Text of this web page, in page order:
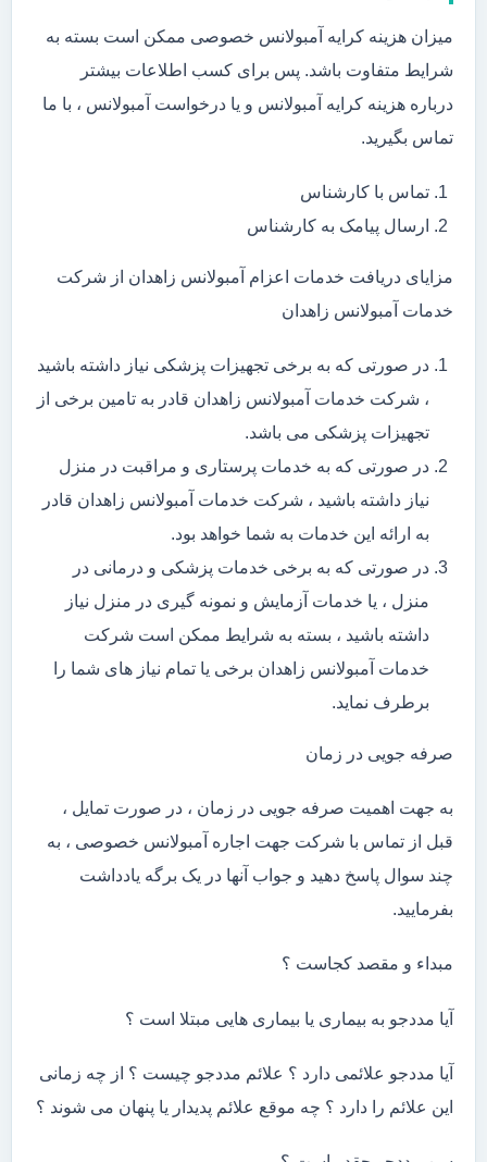
میزان هزینه کرایه آمبولانس خصوصی ممکن است بسته به
شرایط متفاوت باشد. پس برای کسب اطلاعات بیشتر
درباره هزینه کرایه آمبولانس و یا درخواست آمبولانس ، با ما
تماس بگیرید.
تماس با کارشناس
ارسال پیامک به کارشناس
مزایای دریافت خدمات اعزام آمبولانس زاهدان از شرکت
خدمات آمبولانس زاهدان
در صورتی که به برخی تجهیزات پزشکی نیاز داشته باشید
، شرکت خدمات آمبولانس زاهدان قادر به تامین برخی از
تجهیزات پزشکی می باشد.
در صورتی که به خدمات پرستاری و مراقبت در منزل
نیاز داشته باشید ، شرکت خدمات آمبولانس زاهدان قادر
به ارائه این خدمات به شما خواهد بود.
در صورتی که به برخی خدمات پزشکی و درمانی در
منزل ، یا خدمات آزمایش و نمونه گیری در منزل نیاز
داشته باشید ، بسته به شرایط ممکن است شرکت
خدمات آمبولانس زاهدان برخی یا تمام نیاز های شما را
برطرف نماید.
صرفه جویی در زمان
به جهت اهمیت صرفه جویی در زمان ، در صورت تمایل ،
قبل از تماس با شرکت جهت اجاره آمبولانس خصوصی ، به
چند سوال پاسخ دهید و جواب آنها در یک برگه یادداشت
بفرمایید.
مبداء و مقصد کجاست ؟
آیا مددجو به بیماری یا بیماری هایی مبتلا است ؟
آیا مددجو علائمی دارد ؟ علائم مددجو چیست ؟ از چه زمانی
این علائم را دارد ؟ چه موقع علائم پدیدار یا پنهان می شوند ؟